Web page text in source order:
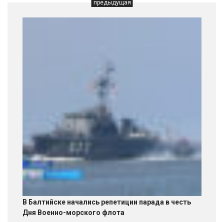
предыдущая
В Балтийске начались репетиции парада в честь
Дня Военно-морского флота